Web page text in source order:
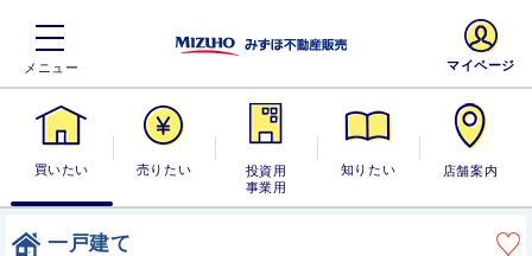
買いたい 売りたい
投資用・事業
用
知りたい 店舗案内
マイページ
一戸建て